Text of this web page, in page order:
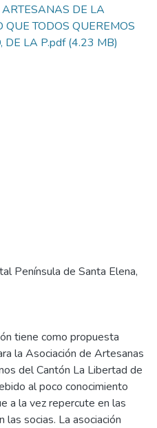
DE LA
TODOS QUEREMOS
DE LA P.pdf(4.23 MB)
Península de Santa Elena,
tiene como propuesta
la Asociación de Artesanas
del Cantón La Libertad de
al poco conocimiento
a la vez repercute en las
las socias. La asociación